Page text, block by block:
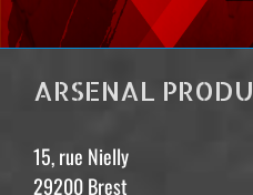
ARSENAL
15, rue Nielly
29200 Brest